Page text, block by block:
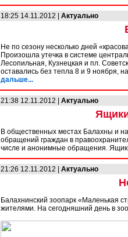
18:25 14.11.2012 | Актуально
Не по сезону несколько дней
Произошла утечка в системе
Лесопильная, Кузнецкая и пл.
оставались без тепла 8 и 9 ноября,
дальше...
21:38 12.11.2012 | Актуально
В общественных местах Балахны и
обращений граждан в
числе и анонимные обращения.
21:26 12.11.2012 | Актуально
Балахнинский зоопарк «Маленькая
жителями. На сегодняшний день в